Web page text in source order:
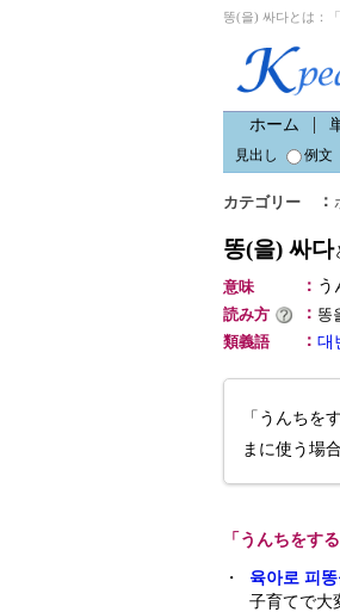
똥(을) 싸다とは：
ホーム
見出し
例文
カテゴリー ：
똥(을) 싸다
意味
： う
読み方
： 똥
類義語
： 대
「うんちを
まに使う場
「うんちをす
・
육아로 피
子育てで大